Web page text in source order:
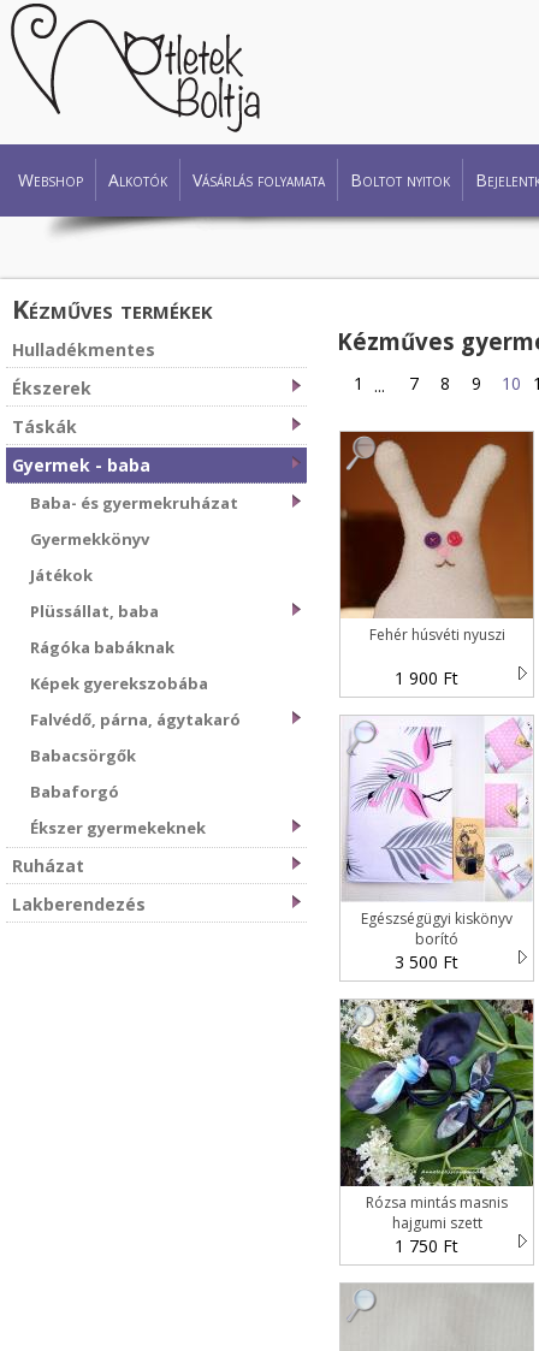
Webshop Alkotók Vásárlás folyamata Boltot nyitok
Kézműves termékek
Hulladékmentes
Ékszerek
Táskák
Gyermek - baba
Baba- és gyermekruházat
Gyermekkönyv
Játékok
Plüssállat, baba
Rágóka babáknak
Képek gyerekszobába
Falvédő, párna, ágytakaró
Babacsörgők
Babaforgó
Ékszer gyermekeknek
Ruházat
Lakberendezés
Kézműves
1 ... 7 8 9 10
Fehér húsvéti nyuszi
1 900 Ft
Egészségügyi kiskönyv
borító
3 500 Ft
Rózsa mintás masnis
hajgumi szett
1 750 Ft